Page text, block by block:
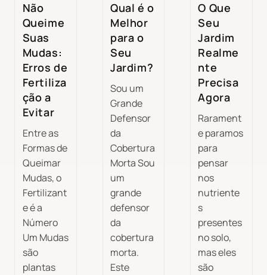
Não
Queime
Suas
Mudas:
Erros de
Fertiliza
ção a
Evitar
Entre as
Formas de
Queimar
Mudas, o
Fertilizant
e é a
Número
Um Mudas
são
plantas
Qual é o
Melhor
para o
Seu
Jardim?
Sou um
Grande
Defensor
da
Cobertura
Morta Sou
um
grande
defensor
da
cobertura
morta.
Este
O Que
Seu
Jardim
Realme
nte
Precisa
Agora
Rarament
e paramos
para
pensar
nos
nutriente
s
presentes
no solo,
mas eles
são